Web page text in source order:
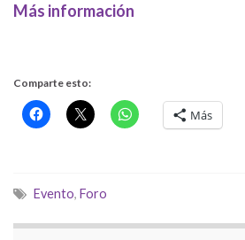
Más información
Comparte esto:
Más
Evento, Foro